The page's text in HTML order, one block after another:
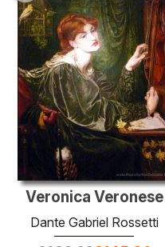
Veronica Veronese
Dante Gabriel Rossetti